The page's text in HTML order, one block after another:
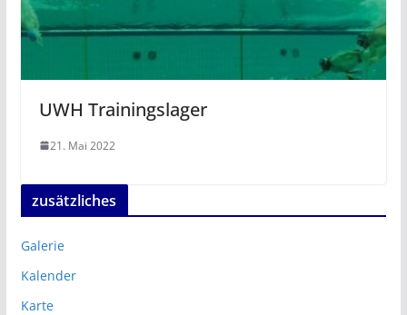
UWH Trainingslager
21. Mai 2022
zusätzliches
Galerie
Kalender
Karte